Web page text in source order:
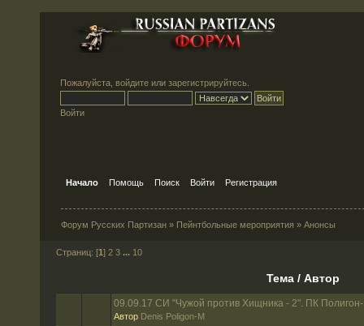
Пожалуйста, войдите или зарегистрируйтесь
Войти
Начало Помощь Поиск Войти Регистрация
Форум Русских Партизан » Пейнтбольные мероприятия »Анонсы
Страниц: [1 ] 2 3 ... 10
Тема/ Автор
09.09.17 СИ "Чужой против Хищника - 2". ПК
Автор Denis Poligon-M